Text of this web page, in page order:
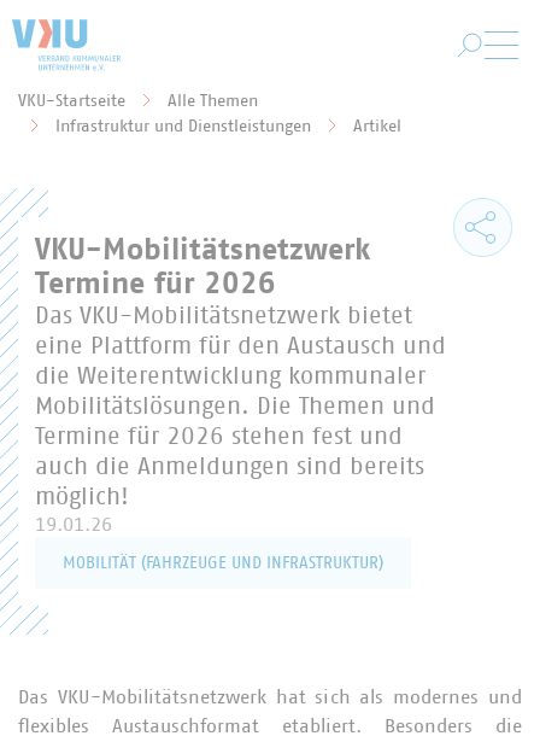
Sie befinden sich hier:
VKU-Startseite
Alle Themen
Infrastruktur und Dienstleistungen
Artikel
VKU-Mobilitätsnetzwerk
Termine für 2026
Das VKU-Mobilitätsnetzwerk bietet
eine Plattform für den Austausch und
die Weiterentwicklung kommunaler
Mobilitätslösungen. Die Themen und
Termine für 2026 stehen fest und
auch die Anmeldungen sind bereits
möglich!
19.01.26
MOBILITÄT (FAHRZEUGE UND INFRASTRUKTUR)
Das VKU-Mobilitätsnetzwerk hat sich als modernes und
flexibles Austauschformat etabliert. Besonders die